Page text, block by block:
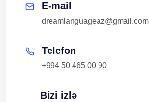
E-mail
dreamlanguageaz@gmail.com
Telefon
+994 50 465 00 90
Bizi izlə